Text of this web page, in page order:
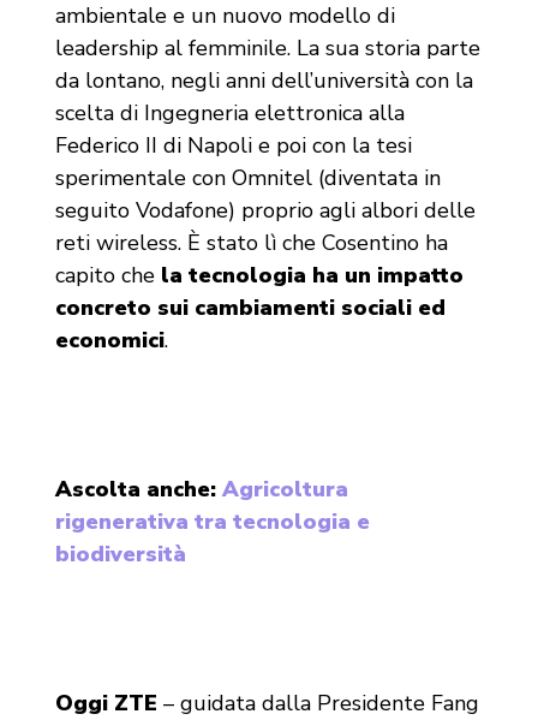
ambientale e un nuovo modello di
leadership al femminile. La sua storia parte
da lontano, negli anni dell’università con la
scelta di Ingegneria elettronica alla
Federico II di Napoli e poi con la tesi
sperimentale con Omnitel (diventata in
seguito Vodafone) proprio agli albori delle
reti wireless. È stato lì che Cosentino ha
capito che la tecnologia ha un impatto
concreto sui cambiamenti sociali ed
economici.
Ascolta anche: Agricoltura
rigenerativa tra tecnologia e
biodiversità
Oggi ZTE – guidata dalla Presidente Fang